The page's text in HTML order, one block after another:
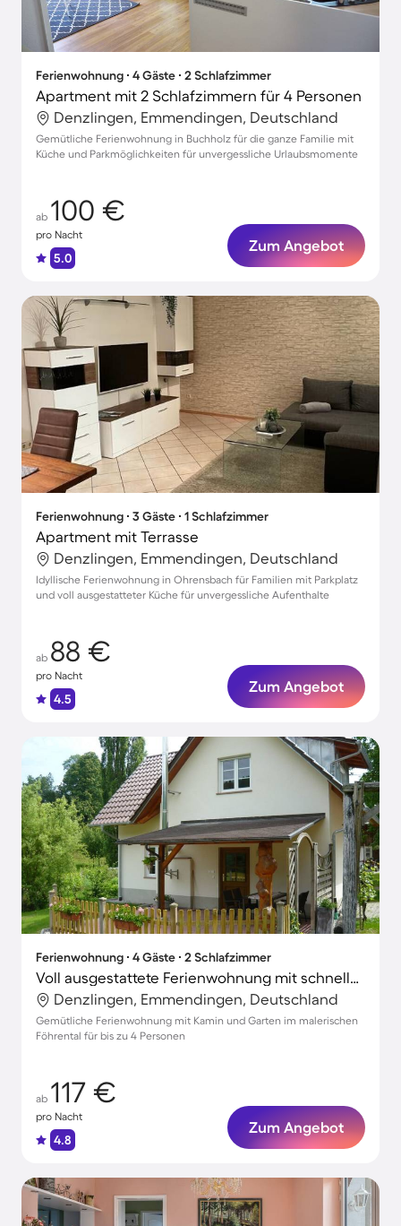
Ferienwohnung ∙ 4 Gäste ∙ 2 Schlafzimmer
Apartment mit 2 Schlafzimmern für 4 Personen
Denzlingen, Emmendingen, Deutschland
Gemütliche Ferienwohnung in Buchholz für die ganze Familie mit
Küche und Parkmöglichkeiten für unvergessliche Urlaubsmomente
ab 100 €
pro Nacht
5.0
Zum Angebot
Ferienwohnung ∙ 3 Gäste ∙ 1 Schlafzimmer
Apartment mit Terrasse
Denzlingen, Emmendingen, Deutschland
Idyllische Ferienwohnung in Ohrensbach für Familien mit Parkplatz
und voll ausgestatteter Küche für unvergessliche Aufenthalte
ab 88 €
pro Nacht
4.5
Zum Angebot
Ferienwohnung ∙ 4 Gäste ∙ 2 Schlafzimmer
Voll ausgestattete Ferienwohnung mit schnellem Internet, Terrasse und Garten | Gartenblick
Denzlingen, Emmendingen, Deutschland
Gemütliche Ferienwohnung mit Kamin und Garten im malerischen
Föhrental für bis zu 4 Personen
ab 117 €
pro Nacht
4.8
Zum Angebot